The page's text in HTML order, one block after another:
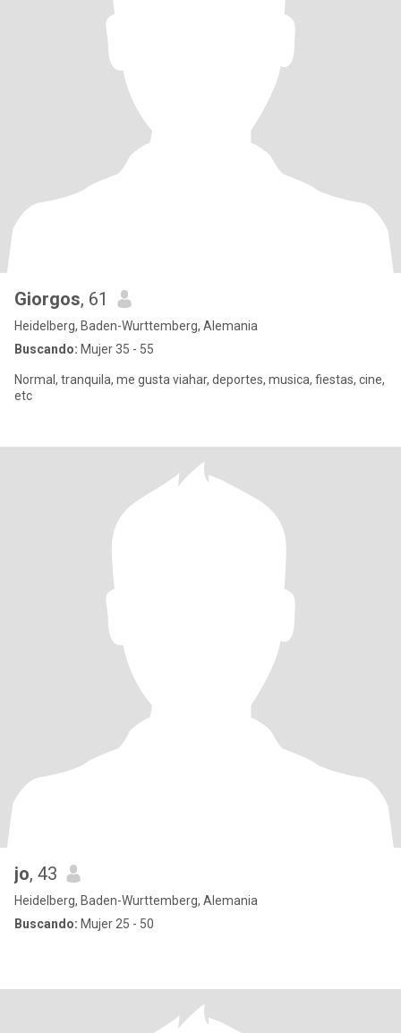
Giorgos, 61
Heidelberg, Baden-Wurttemberg, Alemania
Buscando: Mujer 35 - 55
Normal, tranquila, me gusta viahar, deportes, musica, fiestas, cine,
etc
jo, 43
Heidelberg, Baden-Wurttemberg, Alemania
Buscando: Mujer 25 - 50